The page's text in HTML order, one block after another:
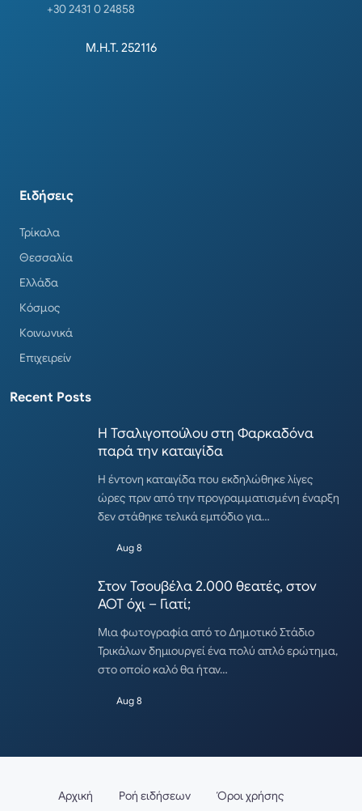
+30 2431 0 24858
Μ.Η.Τ. 252116
Ειδήσεις
Τρίκαλα
Θεσσαλία
Ελλάδα
Κόσμος
Κοινωνικά
Επιχειρείν
Recent Posts
Η Τσαλιγοπούλου στη Φαρκαδόνα
παρά την καταιγίδα
Η έντονη καταιγίδα που εκδηλώθηκε λίγες
ώρες πριν από την προγραμματισμένη έναρξη
δεν στάθηκε τελικά εμπόδιο για…
Aug 8
Στον Τσουβέλα 2.000 θεατές, στον
ΑΟΤ όχι – Γιατί;
Μια φωτογραφία από το Δημοτικό Στάδιο
Τρικάλων δημιουργεί ένα πολύ απλό ερώτημα,
στο οποίο καλό θα ήταν…
Aug 8
Αρχική Ροή ειδήσεων Όροι χρήσης